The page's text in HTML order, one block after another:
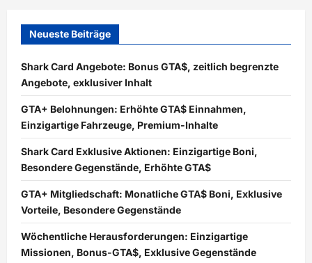
Neueste Beiträge
Shark Card Angebote: Bonus GTA$, zeitlich begrenzte
Angebote, exklusiver Inhalt
GTA+ Belohnungen: Erhöhte GTA$ Einnahmen,
Einzigartige Fahrzeuge, Premium-Inhalte
Shark Card Exklusive Aktionen: Einzigartige Boni,
Besondere Gegenstände, Erhöhte GTA$
GTA+ Mitgliedschaft: Monatliche GTA$ Boni, Exklusive
Vorteile, Besondere Gegenstände
Wöchentliche Herausforderungen: Einzigartige
Missionen, Bonus-GTA$, Exklusive Gegenstände